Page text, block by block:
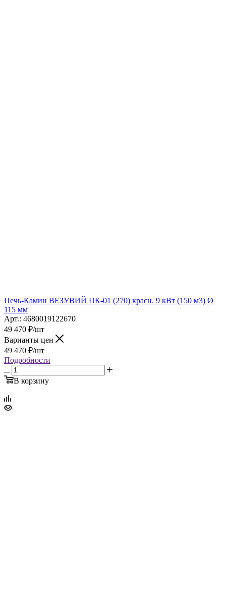
Печь-Камин ВЕЗУВИЙ ПК-01 (270) красн. 9 кВт (150 м3) Ø
115 мм
Арт.: 4680019122670
49 470 ₽/шт
Варианты цен
49 470 ₽/шт
Подробности
В корзину